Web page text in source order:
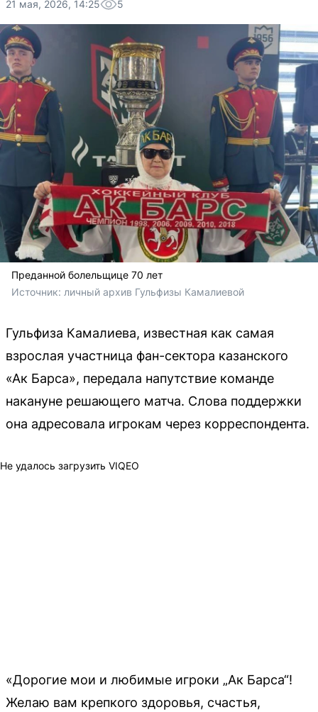
21 мая, 2026, 14:25 5
Преданной болельщице 70 лет
Источник: личный архив Гульфизы Камалиевой
Гульфиза Камалиева, известная как самая
взрослая участница фан-сектора казанского
«Ак Барса», передала напутствие команде
накануне решающего матча. Слова поддержки
она адресовала игрокам через корреспондента.
Не удалось загрузить VIQEO
«Дорогие мои и любимые игроки „Ак Барса“!
Желаю вам крепкого здоровья, счастья,